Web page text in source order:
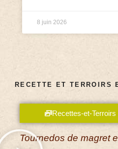
8 juin 2026
RECETTE ET TERROIRS
Recettes-et-
Tournedos de magret